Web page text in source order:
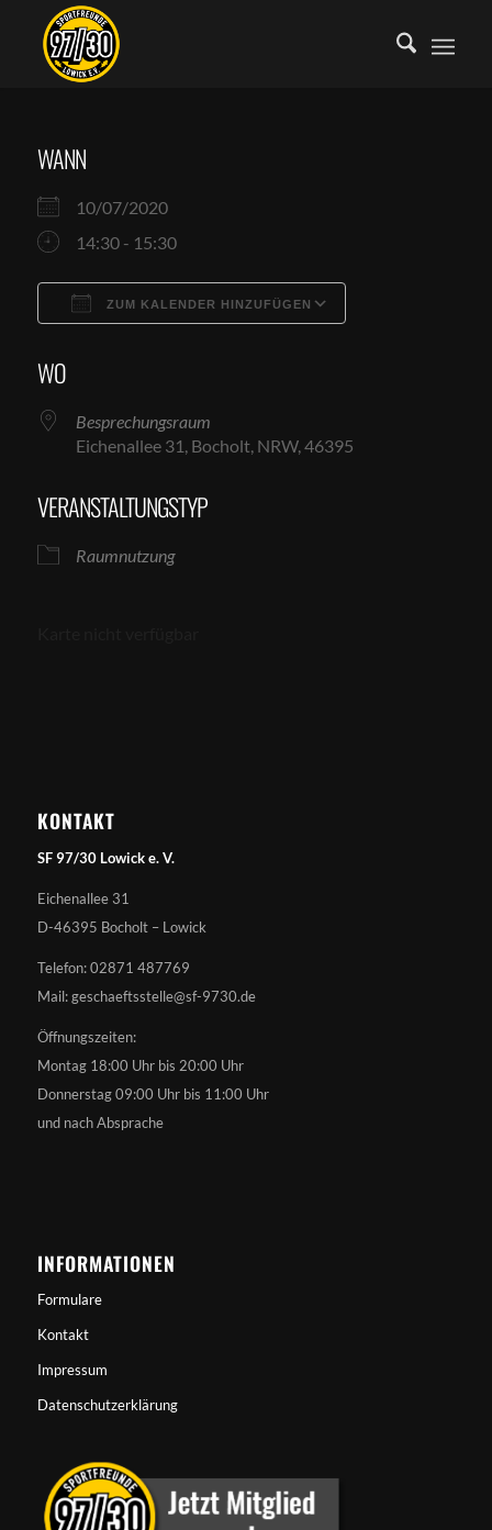
WANN
10/07/2020
14:30 - 15:30
ZUM KALENDER HINZUFÜGEN
WO
Besprechungsraum
Eichenallee 31, Bocholt, NRW, 46395
VERANSTALTUNGSTYP
Raumnutzung
KONTAKT
SF 97/30 Lowick e. V.
Eichenallee 31
D-46395 Bocholt – Lowick
Telefon: 02871 487769
Mail: geschaeftsstelle@sf-9730.de
Öffnungszeiten:
Montag 18:00 Uhr bis 20:00 Uhr
Donnerstag 09:00 Uhr bis 11:00 Uhr
und nach Absprache
INFORMATIONEN
Formulare
Kontakt
Impressum
Datenschutzerklärung